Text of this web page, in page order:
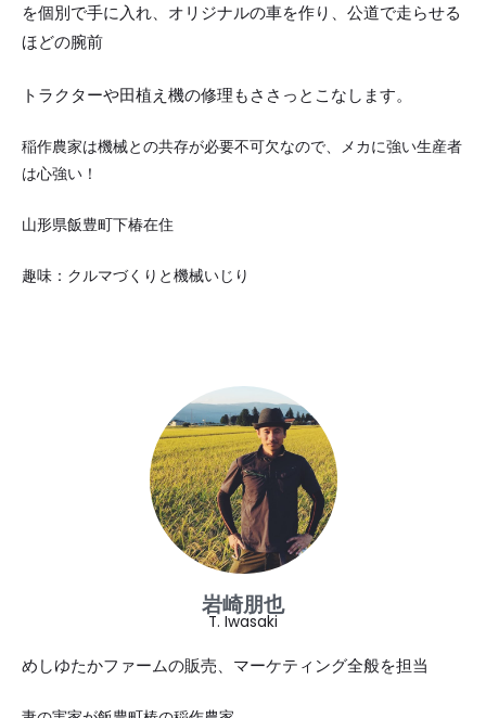
を個別で手に入れ、オリジナルの車を作り、公道で走らせる
ほどの腕前
トラクターや田植え機の修理もささっとこなします。
稲作農家は機械との共存が必要不可欠なので、メカに強い生産者
は心強い！
山形県飯豊町下椿在住
趣味：クルマづくりと機械いじり
岩崎朋也
T. Iwasaki
めしゆたかファームの販売、マーケティング全般を担当